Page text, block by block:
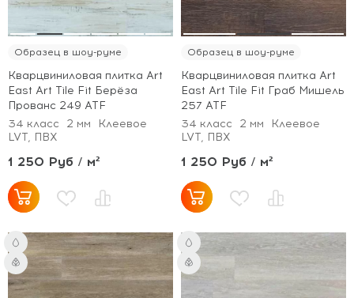
Образец в шоу-руме
Кварцвиниловая плитка Art
East Art Tile Fit Берёза
Прованс 249 ATF
34 класс
2 мм
Клеевое
LVT, ПВХ
1 250 Руб / м²
Образец в шоу-руме
Кварцвиниловая плитка Art
East Art Tile Fit Граб Мишель
257 ATF
34 класс
2 мм
Клеевое
LVT, ПВХ
1 250 Руб / м²